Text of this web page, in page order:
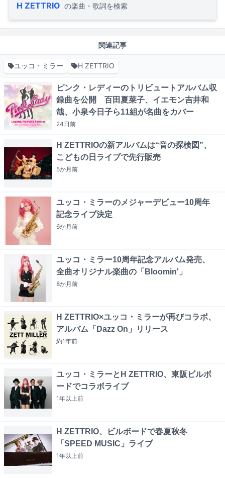
H ZETTRIO の楽曲・歌詞を検索
関連記事
ユッコ・ミラー H ZETTRIO
ピンク・レディーのトリビュートアルバム収
録曲を公開 百田夏菜子、イエモン吉井和
哉、小泉今日子ら11組が名曲をカバー
24日前
H ZETTRIOの新アルバムは“音の探検図”、
こどもの日ライブで先行販売
5か月前
ユッコ・ミラーのメジャーデビュー10周年
記念ライブ決定
6か月前
ユッコ・ミラー10周年記念アルバム発売、
全曲オリジナル楽曲の「Bloomin'」
8か月前
H ZETTRIO×ユッコ・ミラーが再びコラボ、
アルバム「Dazz On」リリース
約1年前
ユッコ・ミラーとH ZETTRIO、東阪ビルボ
ードでコラボライブ
1年以上前
H ZETTRIO、ビルボードで春夏秋冬
「SPEED MUSIC」ライブ
1年以上前